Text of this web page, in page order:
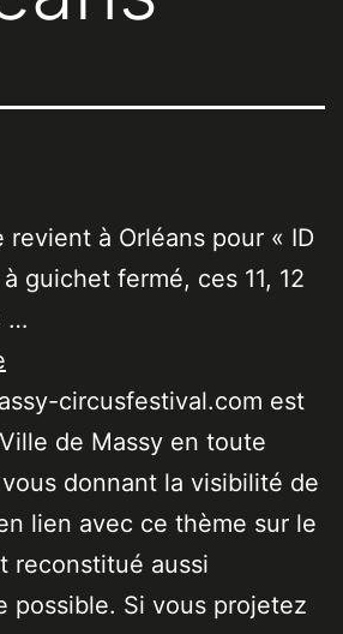
revient à Orléans pour « ID
guichet fermé, ces 11, 12
…
circusfestival.com est
de Massy en toute
donnant la visibilité de
lien avec ce thème sur le
reconstitué aussi
possible. Si vous projetez